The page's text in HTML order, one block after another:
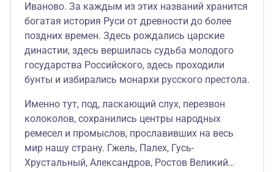
Иваново. За каждым из этих названий хранится
богатая история Руси от древности до более
поздних времен. Здесь рождались царские
династии, здесь вершилась судьба молодого
государства Российского, здесь проходили
бунты и избирались монархи русского престола.
Именно тут, под, ласкающий слух, перезвон
колоколов, сохранились центры народных
ремесел и промыслов, прославивших на весь
мир нашу страну. Гжель, Палех, Гусь-
Хрустальный, Александров, Ростов Великий…